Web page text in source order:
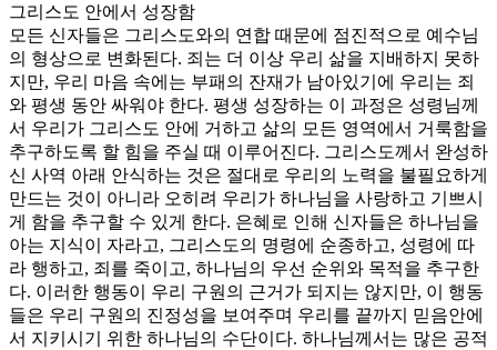
그리스도 안에서 성장함
모든 신자들은 그리스도와의 연합 때문에 점진적으로 예수님
의 형상으로 변화된다. 죄는 더 이상 우리 삶을 지배하지 못하
지만, 우리 마음 속에는 부패의 잔재가 남아있기에 우리는 죄
와 평생 동안 싸워야 한다. 평생 성장하는 이 과정은 성령님께
서 우리가 그리스도 안에 거하고 삶의 모든 영역에서 거룩함을
추구하도록 할 힘을 주실 때 이루어진다. 그리스도께서 완성하
신 사역 아래 안식하는 것은 절대로 우리의 노력을 불필요하게
만드는 것이 아니라 오히려 우리가 하나님을 사랑하고 기쁘시
게 함을 추구할 수 있게 한다. 은혜로 인해 신자들은 하나님을
아는 지식이 자라고, 그리스도의 명령에 순종하고, 성령에 따
라 행하고, 죄를 죽이고, 하나님의 우선 순위와 목적을 추구한
다. 이러한 행동이 우리 구원의 근거가 되지는 않지만, 이 행동
들은 우리 구원의 진정성을 보여주며 우리를 끝까지 믿음안에
서 지키시기 위한 하나님의 수단이다. 하나님께서는 많은 공적